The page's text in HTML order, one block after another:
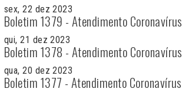
sex, 22 dez 2023
Boletim 1379 - Atendimento Coronavírus
qui, 21 dez 2023
Boletim 1378 - Atendimento Coronavírus
qua, 20 dez 2023
Boletim 1377 - Atendimento Coronavírus